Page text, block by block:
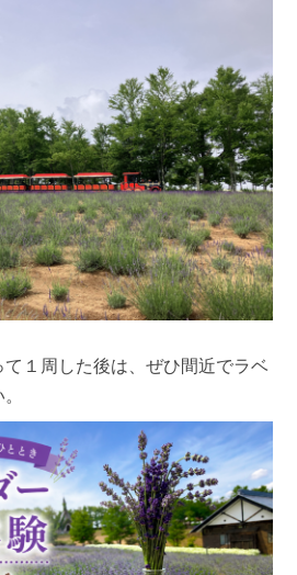
て１周した後は、ぜひ間近でラベ